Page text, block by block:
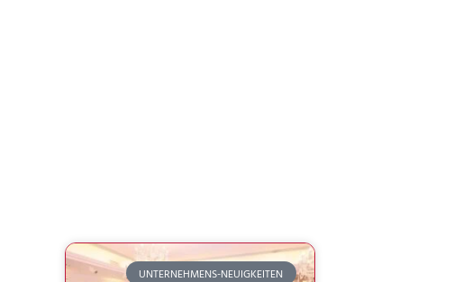
UNTERNEHMENS-NEUIGKEITEN